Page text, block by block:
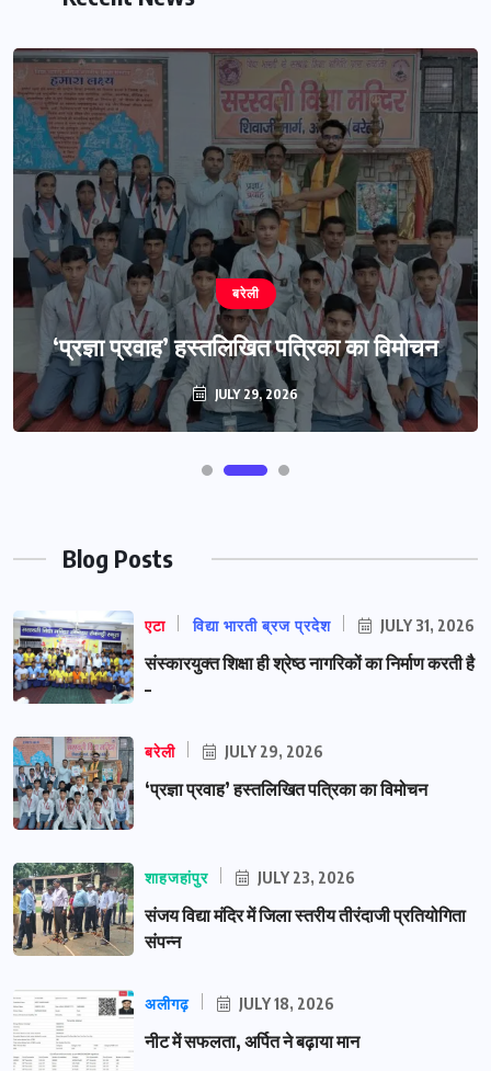
बरेली
‘प्रज्ञा प्रवाह’ हस्तलिखित पत्रिका का विमोचन
JULY 29, 2026
Blog Posts
एटा विद्या भारती ब्रज प्रदेश JULY 31, 2026
संस्कारयुक्त शिक्षा ही श्रेष्ठ नागरिकों का निर्माण करती है
–
बरेली JULY 29, 2026
‘प्रज्ञा प्रवाह’ हस्तलिखित पत्रिका का विमोचन
शाहजहांपुर JULY 23, 2026
संजय विद्या मंदिर में जिला स्तरीय तीरंदाजी प्रतियोगिता
संपन्न
अलीगढ़ JULY 18, 2026
नीट में सफलता, अर्पित ने बढ़ाया मान